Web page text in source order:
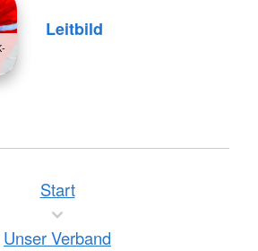
Leitbild
Start
Unser Verband